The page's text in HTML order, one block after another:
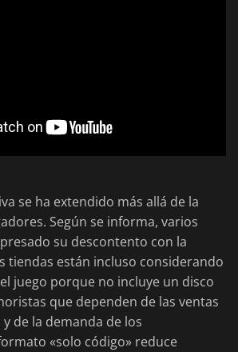
se ha extendido más allá de la
Según se informa, varios
su descontento con la
tiendas están incluso considerando
juego porque no incluye un disco
que dependen de las ventas
de la demanda de los
«solo código» reduce